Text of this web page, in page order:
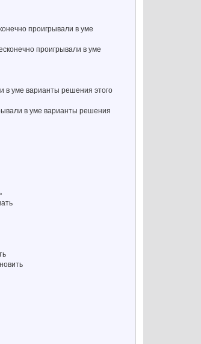
проигрывали в уме
проигрывали в уме
в уме варианты решения этого
в уме варианты решения